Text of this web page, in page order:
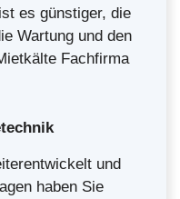
es günstiger, die
Wartung und den
Fachfirma
und
haben Sie